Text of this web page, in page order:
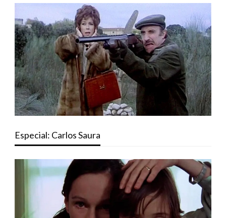
Especial: Carlos Saura